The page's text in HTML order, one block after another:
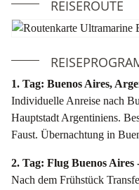
REISEROUTE
1. Tag: Buenos Aires,
Individuelle Anreise nach
Hauptstadt Argentiniens.
Faust. Übernachtung in
2. Tag: Flug Buenos Aires
Nach dem Frühstück